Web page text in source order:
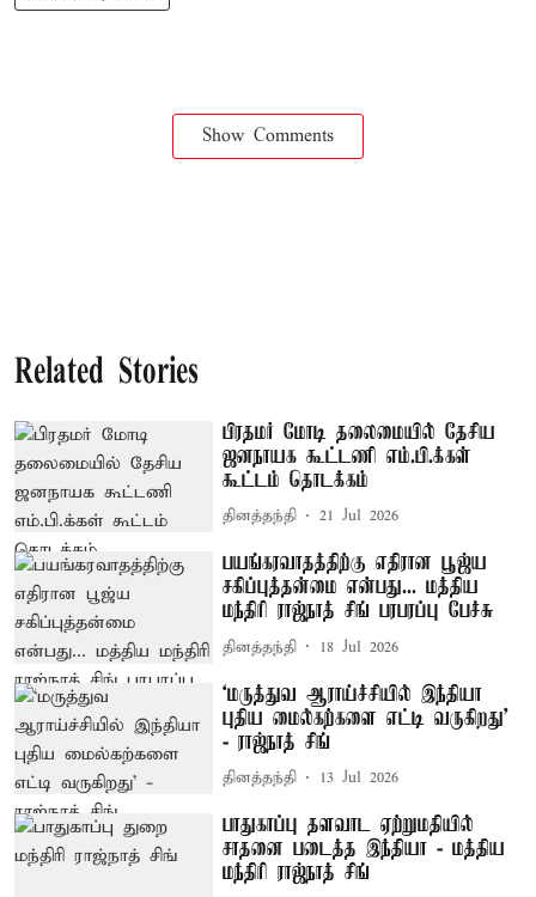
Show Comments
Related Stories
பிரதமர் மோடி தலைமையில் தேசிய
ஜனநாயக கூட்டணி எம்.பி.க்கள்
கூட்டம் தொடக்கம்
தினத்தந்தி 21 Jul 2026
பயங்கரவாதத்திற்கு எதிரான பூஜ்ய
சகிப்புத்தன்மை என்பது... மத்திய
மந்திரி ராஜ்நாத் சிங் பரபரப்பு பேச்சு
தினத்தந்தி 18 Jul 2026
‘மருத்துவ ஆராய்ச்சியில் இந்தியா
புதிய மைல்கற்களை எட்டி வருகிறது’
- ராஜ்நாத் சிங்
தினத்தந்தி 13 Jul 2026
பாதுகாப்பு தளவாட ஏற்றுமதியில்
சாதனை படைத்த இந்தியா - மத்திய
மந்திரி ராஜ்நாத் சிங்